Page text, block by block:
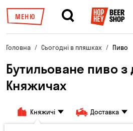
МЕНЮ
Головна Сьогодні в пляшках Пиво
Бутильоване пиво
Княжичах
Княжичі Доставка